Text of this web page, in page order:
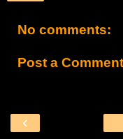
No comments:
Post a Comment
‹